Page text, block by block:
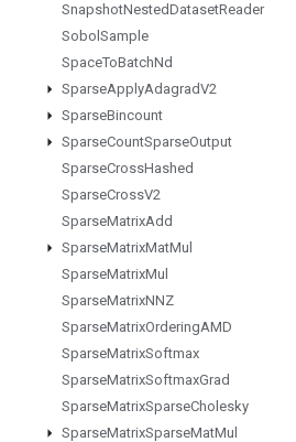
SnapshotNestedDatasetReader
Sobol Sample
SpaceToBatchNd
SparseApplyAdagradV2
SparseBincount
SparseCountSparseOutput
SparseCrossHashed
SparseCrossV2
SparseMatrixAdd
SparseMatrixMatMul
SparseMatrixMul
SparseMatrixNNZ
SparseMatrixOrderingAMD
SparseMatrixSoftmax
SparseMatrixSoftmaxGrad
SparseMatrixSparseCholesky
SparseMatrixSparseMatMul